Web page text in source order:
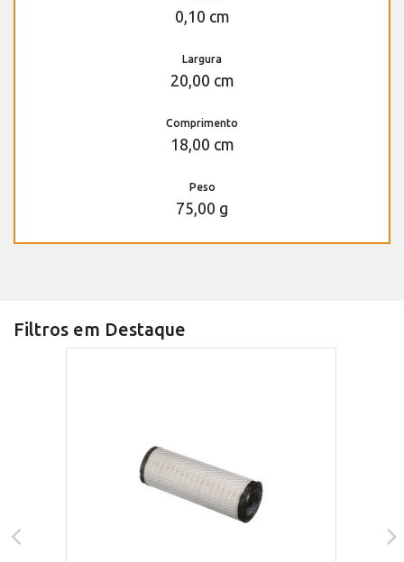
0,10 cm
Largura
20,00 cm
Comprimento
18,00 cm
Peso
75,00 g
Filtros em Destaque